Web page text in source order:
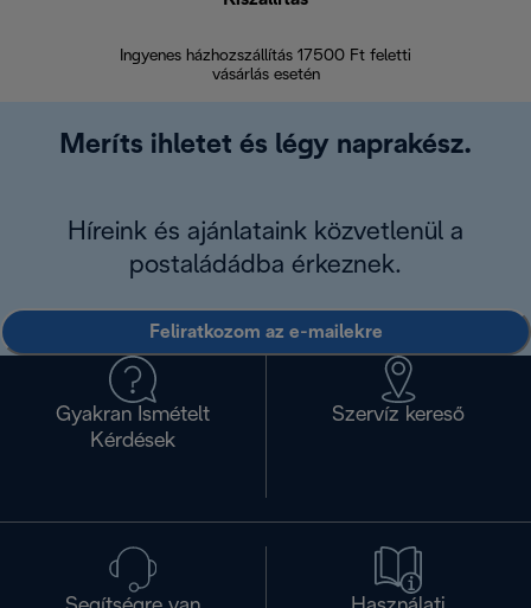
Ingyenes házhozszállítás 17500 Ft feletti
vásárlás esetén
Meríts ihletet és légy naprakész.
Híreink és ajánlataink közvetlenül a
postaládádba érkeznek.
Feliratkozom az e-mailekre
Gyakran Ismételt
Kérdések
Szervíz kereső